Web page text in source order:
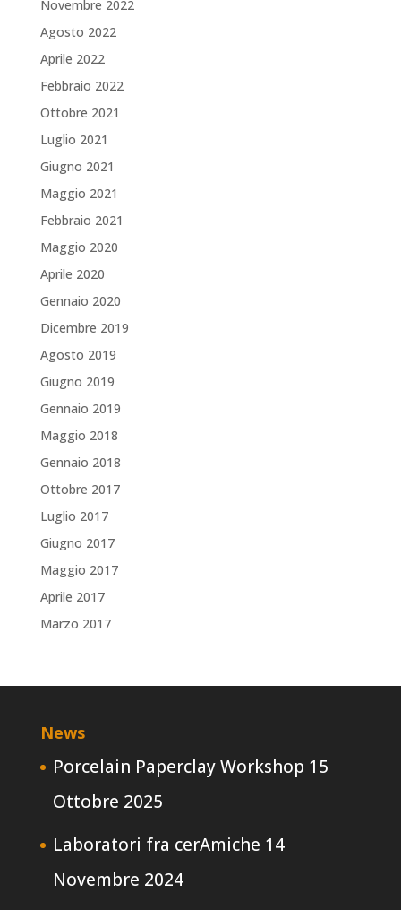
Novembre 2022
Agosto 2022
Aprile 2022
Febbraio 2022
Ottobre 2021
Luglio 2021
Giugno 2021
Maggio 2021
Febbraio 2021
Maggio 2020
Aprile 2020
Gennaio 2020
Dicembre 2019
Agosto 2019
Giugno 2019
Gennaio 2019
Maggio 2018
Gennaio 2018
Ottobre 2017
Luglio 2017
Giugno 2017
Maggio 2017
Aprile 2017
Marzo 2017
News
Porcelain Paperclay Workshop 15
Ottobre 2025
Laboratori fra cerAmiche 14
Novembre 2024